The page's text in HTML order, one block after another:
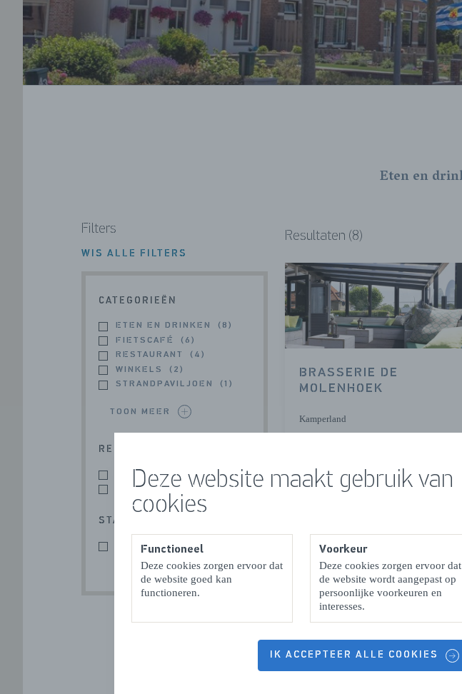
Deze website maakt gebruik van
cookies
Functioneel
Deze cookies zorgen ervoor dat
de website goed kan
functioneren.
Voorkeur
Deze cookies zorgen ervoor dat
de website wordt aangepast op
persoonlijke voorkeuren en
interesses.
IK ACCEPTEER ALLE COOKIES
Eten en
Filters
WIS ALLE FILTERS
CATEGORIEËN
ETEN EN DRINKEN
(8)
FIETSCAFÉ
(6)
RESTAURANT
(4)
WINKELS
(2)
STRANDPAVILJOEN
(1)
TOON MEER
REGIO
KAMPERLAND
(8)
NOORD-BEVELAND
(8)
STAD / DORP
KAMPERLAND (8)
Resultaten (8)
BRASSERIE DE
MOLENHOEK
Kamperland
EETCAFÉ DE
STRANDHOEK
Kamperland